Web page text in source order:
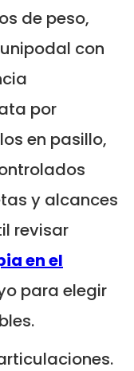
de peso,
con
por
en pasillo,
y alcances
revisar
en el
para elegir